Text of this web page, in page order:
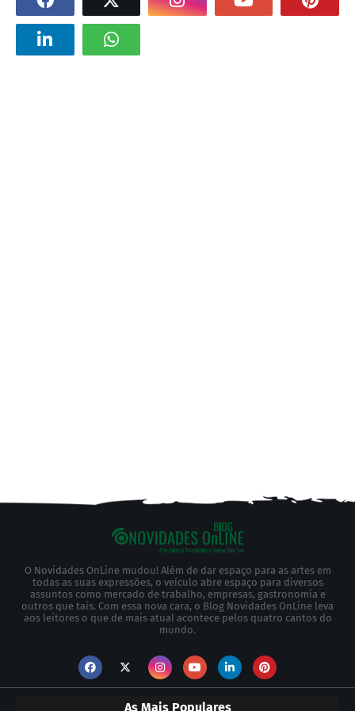
O Novidades OnLine mudou! Além de dar espaço para as artes em
todas as suas expressões, o veículo abre espaço para diversos
assuntos como mercado de trabalho, empresas, gastronomia e
outros que tais. Com essa nova cara, o Blog Novidades OnLine leva
aos leitores o que de mais atual acontece pelos quatro cantos do
mundo.
As Mais Populares